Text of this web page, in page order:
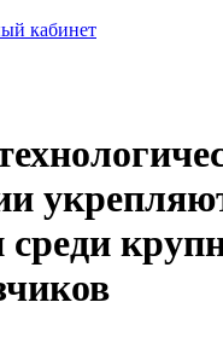
кабинет
среди